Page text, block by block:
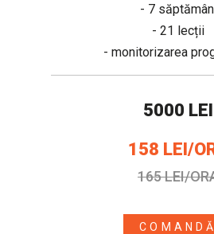
- 7
- 21 lecții
- monitorizarea
5000 LEI
158 LEI/
165 LEI/
COMANDĂ